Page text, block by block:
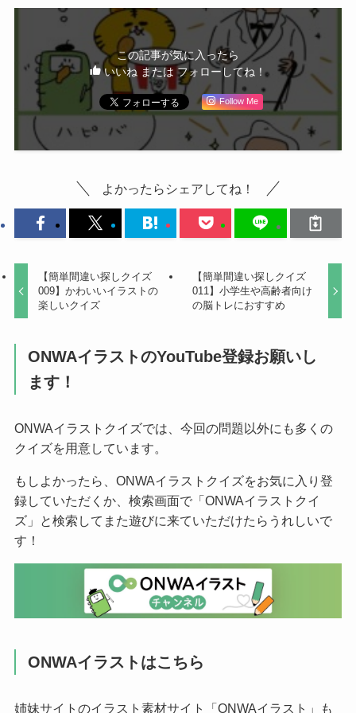
この記事が気に入ったら
いいね または フォローしてね！
Follow Me
よかったらシェアしてね！
【簡単間違い探しクイズ
009】かわいいイラストの
楽しいクイズ
【簡単間違い探しクイズ
011】小学生や高齢者向け
の脳トレにおすすめ
ONWAイラストのYouTube登録お願いし
ます！
ONWAイラストクイズでは、今回の問題以外にも多くの
クイズを用意しています。
もしよかったら、ONWAイラストクイズをお気に入り登
録していただくか、検索画面で「ONWAイラストクイ
ズ」と検索してまた遊びに来ていただけたらうれしいで
す！
ONWAイラストはこちら
姉妹サイトのイラスト素材サイト「ONWAイラスト」も